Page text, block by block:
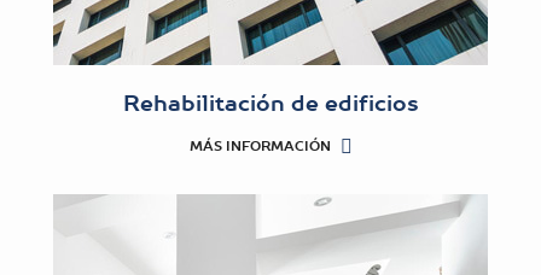
Rehabilitación de edificios
MÁS INFORMACIÓN